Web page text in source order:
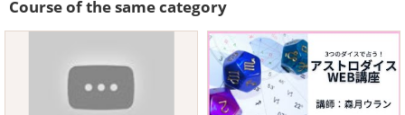
Course of the same category